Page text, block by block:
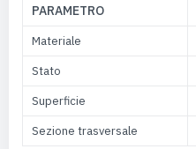
PARAMETRO
Materiale
Stato
Superficie
Sezione trasversale